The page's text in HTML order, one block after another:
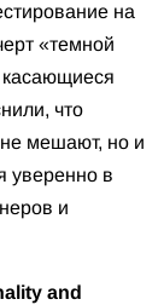
на
«темной
касающиеся
что
не мешают, но и
уверенно в
и
and